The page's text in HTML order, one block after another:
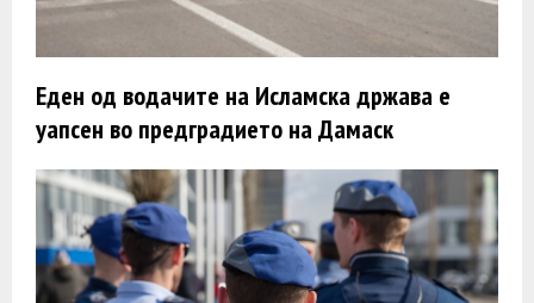
Еден од водачите на Исламска држава е
уапсен во предградието на Дамаск